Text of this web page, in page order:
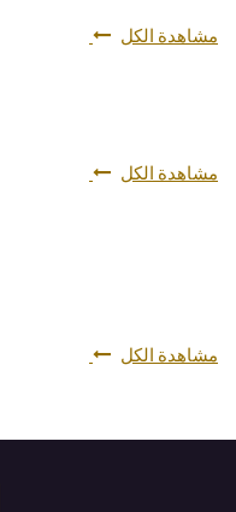
مشاهدة الكل
مشاهدة الكل
مشاهدة الكل